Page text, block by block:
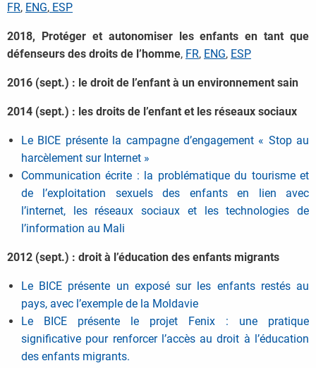
FR, ENG, ESP
2018, Protéger et autonomiser les enfants en tant que
défenseurs des droits de l’homme, FR, ENG, ESP
2016 (sept.) : le droit de l’enfant à un environnement sain
2014 (sept.) : les droits de l’enfant et les réseaux sociaux
Le BICE présente la campagne d’engagement « Stop au
harcèlement sur Internet »
Communication écrite : la problématique du tourisme et
de l’exploitation sexuels des enfants en lien avec
l’internet, les réseaux sociaux et les technologies de
l’information au Mali
2012 (sept.) : droit à l’éducation des enfants migrants
Le BICE présente un exposé sur les enfants restés au
pays, avec l’exemple de la Moldavie
Le BICE présente le projet Fenix : une pratique
significative pour renforcer l’accès au droit à l’éducation
des enfants migrants.